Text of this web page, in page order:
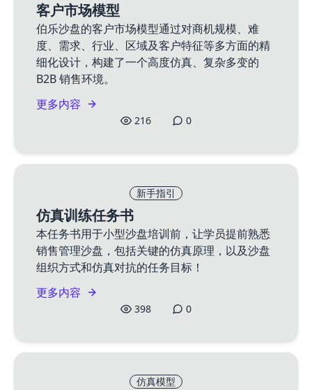
客户市场模型
伯乐沙盘的客户市场模型通过对商机规模、难
度、需求、行业、区域及客户特征等多方面的精
细化设计，构建了一个高度仿真、复杂多变的
B2B 销售环境。
更多内容
216 0
新手指引
仿真训练任务书
本任务书用于小型沙盘培训前，让学员提前熟悉
销售管理沙盘，包括关键的仿真原理，以及沙盘
组织方式和仿真对抗的任务目标！
更多内容
398 0
仿真模型